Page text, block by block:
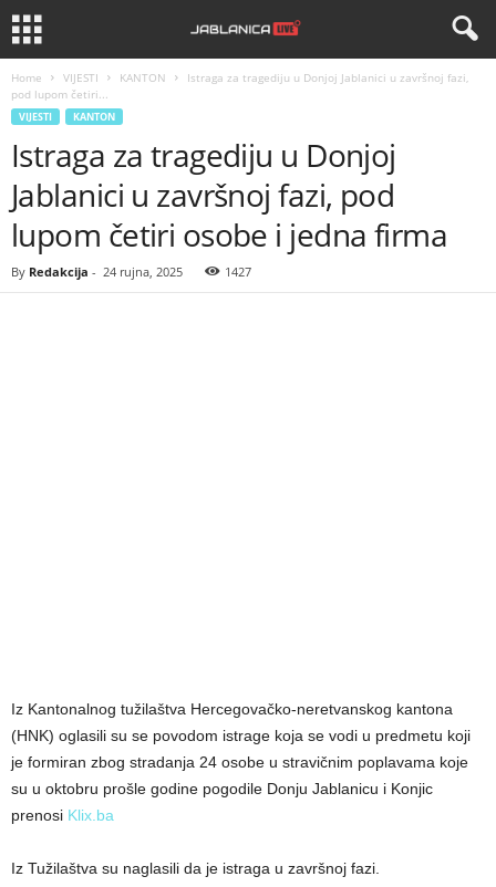
Home VIJESTI KANTON
Istraga za tragediju u Donjoj Jablanici u završnoj fazi,
pod lupom četiri...
VIJESTI KANTON
Istraga za tragediju u Donjoj
Jablanici u završnoj fazi, pod
lupom četiri osobe i jedna firma
By Redakcija - 24 rujna, 2025 1427
Iz Kantonalnog tužilaštva Hercegovačko-neretvanskog kantona
(HNK) oglasili su se povodom istrage koja se vodi u predmetu koji
je formiran zbog stradanja 24 osobe u stravičnim poplavama koje
su u oktobru prošle godine pogodile Donju Jablanicu i Konjic
prenosi Klix.ba
Iz Tužilaštva su naglasili da je istraga u završnoj fazi.